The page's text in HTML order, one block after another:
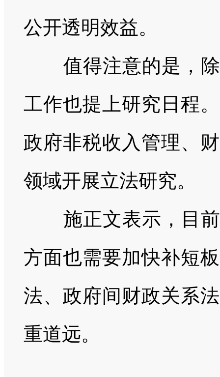
公开透明效益。
值得注意的是，
工作也提上研究日程
政府非税收入管理、
领域开展立法研究。
施正文表示，目
方面也需要加快补短
法、政府间财政关系
重道远。